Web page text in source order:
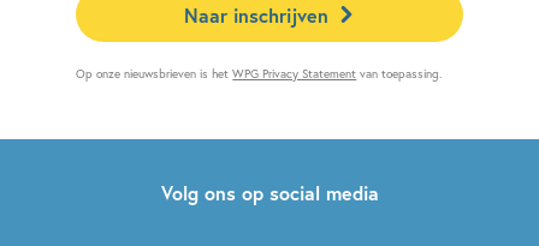
Naar inschrijven
Op onze nieuwsbrieven is hetWPG Privacy Statement van toepassing.
Volg ons op social media